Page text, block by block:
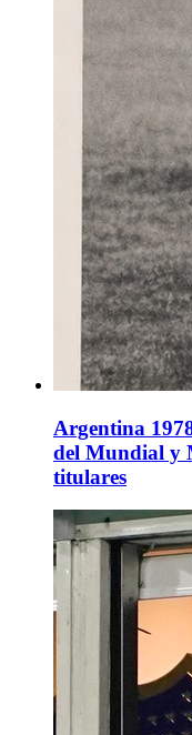
Argentina
del Mundial y
titulares